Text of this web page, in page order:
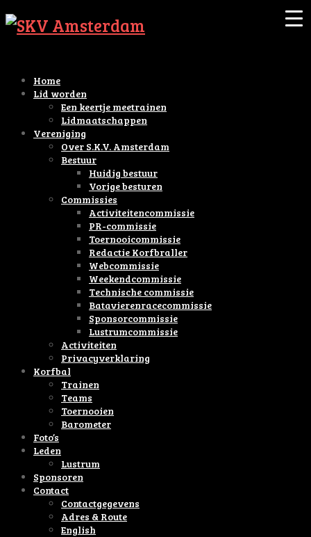
Home
Lid worden
Een keertje meetrainen
Lidmaatschappen
Vereniging
Over S.K.V. Amsterdam
Bestuur
Huidig bestuur
Vorige besturen
Commissies
Activiteitencommissie
PR-commissie
Toernooicommissie
Redactie Korfbraller
Webcommissie
Weekendcommissie
Technische commissie
Batavierenracecommissie
Sponsorcommissie
Lustrumcommissie
Activiteiten
Privacyverklaring
Korfbal
Trainen
Teams
Toernooien
Barometer
Foto’s
Leden
Lustrum
Sponsoren
Contact
Contactgegevens
Adres & Route
English